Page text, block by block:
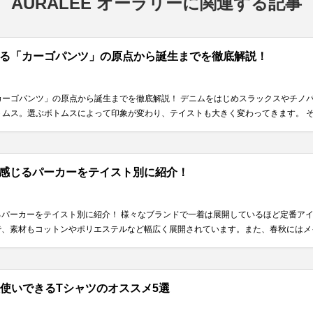
「カーゴパンツ」の原点から誕生までを徹底解説！
ゴパンツ」の原点から誕生までを徹底解説！ デニムをはじめスラックスやチノ
ス。選ぶボトムスによって印象が変わり、テイストも大きく変わってきます。
じるパーカーをテイスト別に紹介！
ーカーをテイスト別に紹介！ 様々なブランドで一着は展開しているほど定番ア
素材もコットンやポリエステルなど幅広く展開されています。また、春秋にはメ
いできるTシャツのオススメ5選